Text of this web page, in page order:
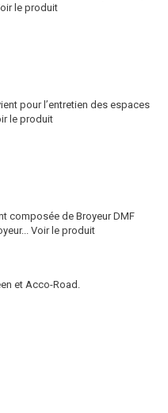
le produit
pour l’entretien des espaces
le produit
composée de Broyeur DMF
Voir le produit
et Acco-Road.